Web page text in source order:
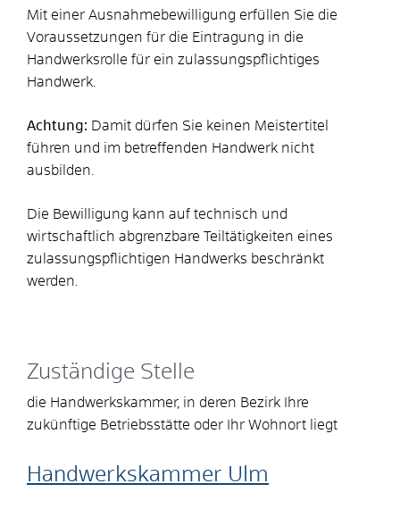
Mit einer Ausnahmebewilligung erfüllen Sie die
Voraussetzungen für die Eintragung in die
Handwerksrolle für ein zulassungspflichtiges
Handwerk.
Achtung: Damit dürfen Sie keinen Meistertitel
führen und im betreffenden Handwerk nicht
ausbilden.
Die Bewilligung kann auf technisch und
wirtschaftlich abgrenzbare Teiltätigkeiten eines
zulassungspflichtigen Handwerks beschränkt
werden.
Zuständige Stelle
die Handwerkskammer, in deren Bezirk Ihre
zukünftige Betriebsstätte oder Ihr Wohnort liegt
Handwerkskammer Ulm